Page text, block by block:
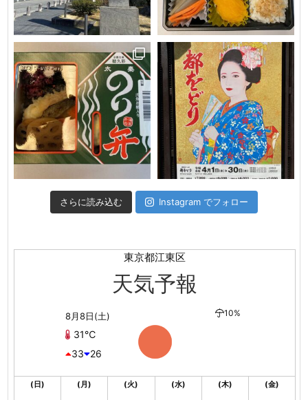
さらに読み込む Instagram でフォロー
東京都江東区
天気予報
8月8日(土)
31℃
33
26
10%
(日) (月) (火) (水) (木) (金)